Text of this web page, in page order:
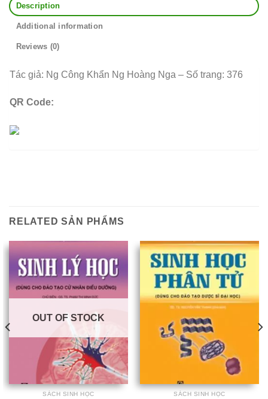
Description
Additional information
Reviews (0)
Tác giả: Ng Công Khẩn Ng Hoàng Nga – Số trang: 376
QR Code:
RELATED SẢN PHẨMS
OUT OF STOCK
SÁCH SINH HỌC SÁCH SINH HỌC